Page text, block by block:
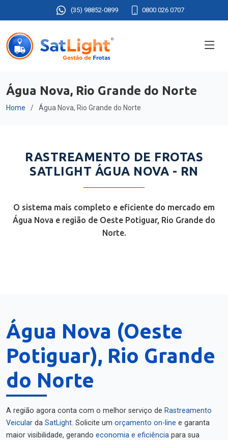
(35) 98852-0899 0800 026 0707
Água Nova, Rio Grande do Norte
Home Água Nova, Rio Grande do Norte
RASTREAMENTO DE FROTAS
SATLIGHT ÁGUA NOVA - RN
O sistema mais completo e eficiente do mercado em
Água Nova e região de Oeste Potiguar, Rio Grande do
Norte.
Água Nova (Oeste
Potiguar), Rio Grande
do Norte
A região agora conta com o melhor serviço de Rastreamento
Veicular da SatLight. Solicite um orçamento on-line e garanta
maior visibilidade, gerando economia e eficiência para sua